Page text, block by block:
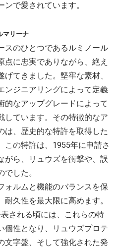
で愛されています。
マリーナ
スのひとつであるルミノール
点に忠実でありながら、絶え
てきました。堅牢な素材、
ンジニアリングによって定義
的なアップグレードによって
しています。その特徴的なア
は、歴史的な特許を取得した
この特許は、1955年に申請さ
がら、リュウズを衝撃や、誤
した。
ォルムと機能のバランスを保
久性を最大限に高めます。
される頃には、これらの特
個性となり、リュウズプロテ
文字盤、そして強化された発